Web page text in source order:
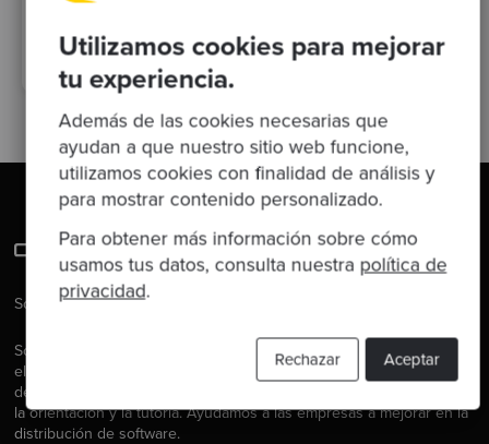
Utilizamos cookies para mejorar
tu experiencia.
Además de las cookies necesarias que
ayudan a que nuestro sitio web funcione,
utilizamos cookies con finalidad de análisis y
para mostrar contenido personalizado.
Para obtener más información sobre cómo
usamos tus datos, consulta nuestra política de
privacidad.
Aceptar
Rechazar
software modernisation event Posts negocio
Software es nuestra pasión.
Somos Software Craftspeople. Construimos software bien
elaborado para nuestros clientes, ayudamos a los/as
desarrolladores/as a mejorar en su oficio a través de la formación,
la orientación y la tutoría. Ayudamos a las empresas a mejorar en la
distribución de software.